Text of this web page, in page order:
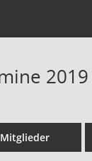
2019
Mitglieder